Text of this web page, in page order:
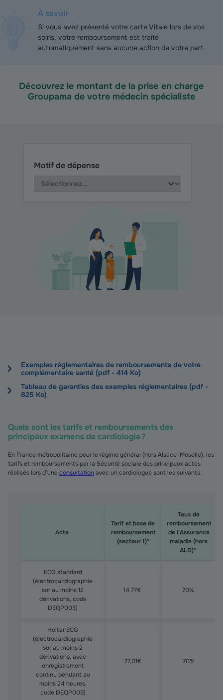
À savoir
Si vous avez présenté votre carte Vitale lors de vos
soins, votre remboursement est traité
automatiquement sans aucune action de votre part.
Découvrez le montant de la prise en charge
Groupama de votre médecin spécialiste
Exemples réglementaires de remboursements de votre
complémentaire santé (pdf - 414 Ko)
Tableau de garanties des exemples réglementaires (pdf -
825 Ko)
Quels sont les tarifs et remboursements des
principaux examens de cardiologie ?
En France métropolitaine pour le régime général (hors Alsace-Moselle), les
tarifs et remboursements par la Sécurité sociale des principaux actes
réalisés lors d’uneconsultationavec un cardiologue sont les suivants.
Acte
Tarif et base de
remboursement
(secteur 1)*
Taux de
remboursement
de l’Assurance
maladie (hors
ALD)*
ECG standard
(électrocardiographie
sur au moins 12
dérivations, code
DEQP003)
14,77€ 70%
Holter ECG
(électrocardiographie
sur au moins 2
dérivations, avec
enregistrement
continu pendant au
moins 24 heures,
code DEQP005)
77,01€ 70%